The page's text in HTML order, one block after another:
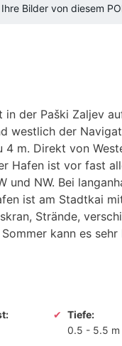
Bilder von diesem
der Paški Zaljev
westlich der
4 m. Direkt von
Hafen ist vor fast
und NW. Bei
ist am Stadtkai
Strände,
kann es sehr
Tiefe:
0.5 - 5.5 m